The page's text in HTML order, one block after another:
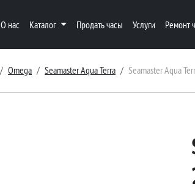
О нас Каталог Продать часы Услуги Ремонт
Omega Seamaster Aqua Terra Seamaster Aqua